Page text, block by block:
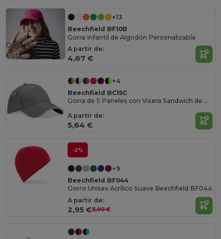
+13
Beechfield BF10B
Gorra Infantil de Algodón Personalizable
A partir de:
4,67 €
Organic
Cotton
+4
Beechfield BC15C
Gorra de 5 Paneles con Visera Sandwich de Contraste
A partir de:
5,64 €
-2%
+9
Beechfield BF044
Gorro Unisex Acrílico Suave Beechfield BF044
A partir de:
2,95 €3,00 €